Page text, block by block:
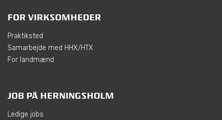
FOR VIRKSOMHEDER
Praktiksted
Samarbejde med HHX/HTX
For landmænd
JOB PÅ HERNINGSHOLM
Ledige jobs